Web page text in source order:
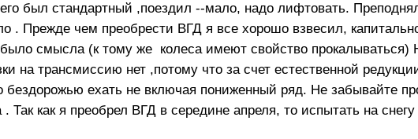
был стандартный ,поездил --мало, надо лифтовать.
. Прежде чем преобрести ВГД я все хорошо взвесил,
смысла (к тому же колеса имеют свойство прокалываться)
на трансмиссию нет ,потому что за счет естественной
бездорожью ехать не включая пониженный ряд. Не забывайте
Так как я преобрел ВГД в середине апреля, то испытать на
снега .